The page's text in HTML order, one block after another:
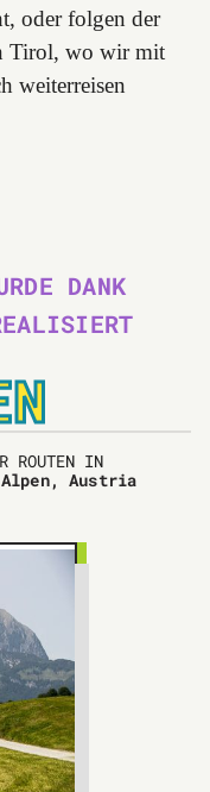
oder folgen der
Tirol, wo wir mit
weiterreisen
DANK
ROUTEN IN
Austria